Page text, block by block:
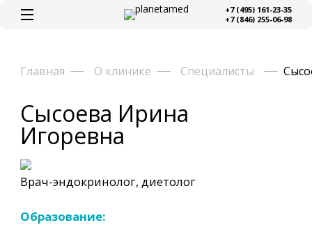
+7 (495) 161-23-35
+7 (846) 255-06-98
Главная О клинике Специалисты
Сысоева Ирина
Игоревна
Врач-эндокринолог, диетолог
Образование: